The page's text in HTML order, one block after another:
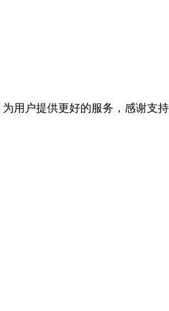
用户提供更好的服务，感谢支持